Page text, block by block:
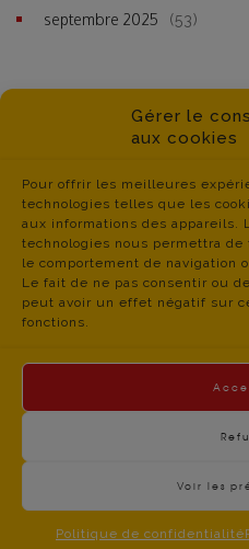
Gérer le
aux cookies
Pour offrir les meilleures
technologies telles que les
aux informations des appareils.
technologies nous permettra
le comportement de navigation
Le fait de ne pas consentir ou
peut avoir un effet négatif sur
fonctions.
Voir les
Politique de confidentialité
septembre 2025 (53)